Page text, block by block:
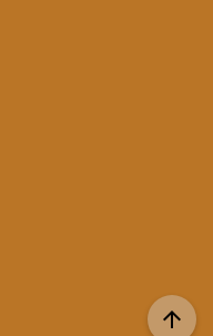
arrow_upward